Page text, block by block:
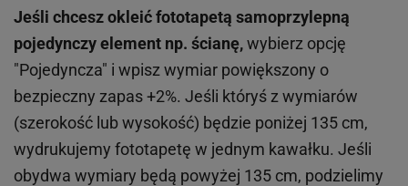
Jeśli chcesz okleić fototapetą samoprzylepną
pojedynczy element np. ścianę,wybierz opcję
"Pojedyncza" i wpisz wymiar powiększony o
bezpieczny zapas +2%. Jeśli któryś z wymiarów
(szerokość lub wysokość) będzie poniżej 135 cm,
wydrukujemy fototapetę w jednym kawałku. Jeśli
obydwa wymiary będą powyżej 135 cm, podzielimy